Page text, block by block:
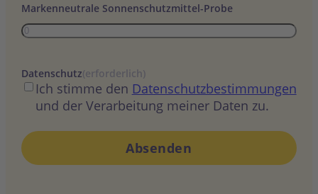
Markenneutrale Sonnenschutzmittel-Probe
Datenschutz(erforderlich)
Ich stimme den Datenschutzbestimmungen
und der Verarbeitung meiner Daten zu.